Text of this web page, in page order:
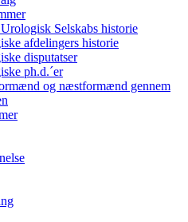
Selskabs historie
afdelingers historie
disputatser
ph.d.´er
og næstformænd gennem